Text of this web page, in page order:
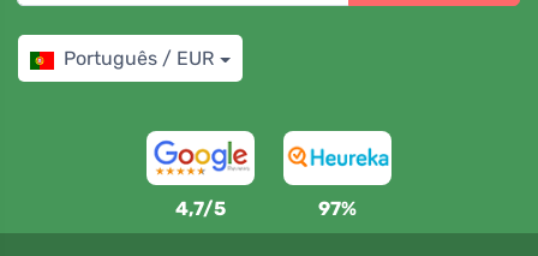
Português / EUR
4,7/5 97%